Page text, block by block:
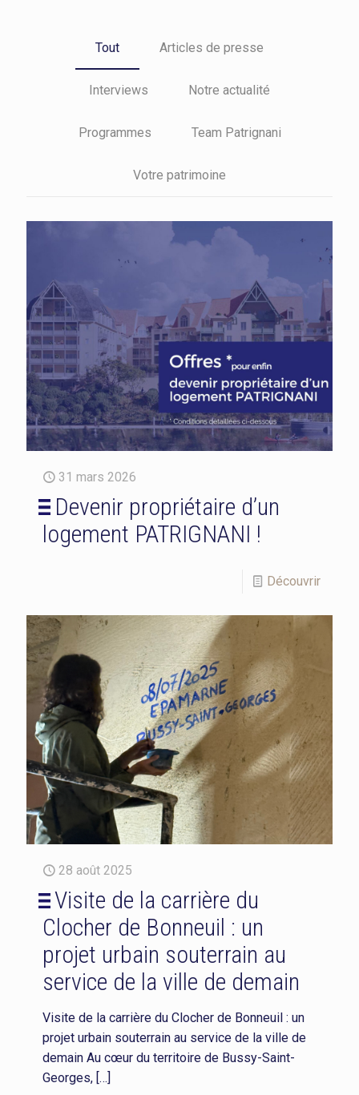
Tout Articles de presse
Interviews Notre actualité
Programmes Team Patrignani
Votre patrimoine
31 mars 2026
Devenir propriétaire d’un
logement PATRIGNANI !
Découvrir
28 août 2025
Visite de la carrière du
Clocher de Bonneuil : un
projet urbain souterrain au
service de la ville de demain
Visite de la carrière du Clocher de Bonneuil : un
projet urbain souterrain au service de la ville de
demain Au cœur du territoire de Bussy-Saint-
Georges, […]